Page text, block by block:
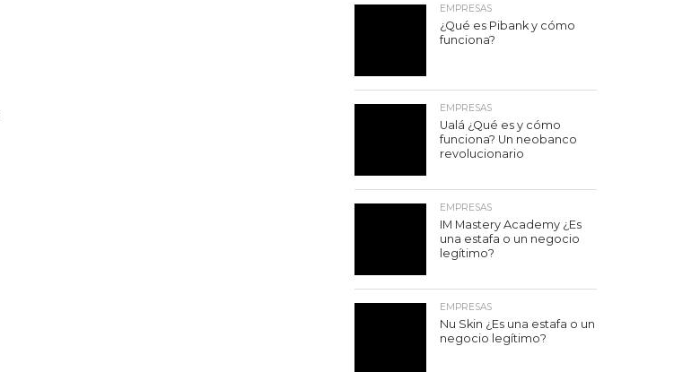
EMPRESAS
¿Qué es Pibank y cómo
funciona?
EMPRESAS
Ualá ¿Qué es y cómo
funciona? Un neobanco
revolucionario
EMPRESAS
IM Mastery Academy ¿Es
una estafa o un negocio
legítimo?
EMPRESAS
Nu Skin ¿Es una estafa o un
negocio legítimo?